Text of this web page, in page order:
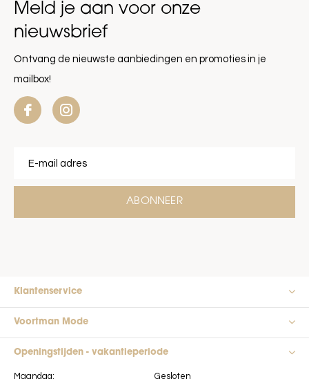
Meld je aan voor onze
nieuwsbrief
Ontvang de nieuwste aanbiedingen en promoties in je
mailbox!
ABONNEER
Klantenservice
Voortman Mode
Openingstijden - vakantieperiode
Maandag: Gesloten